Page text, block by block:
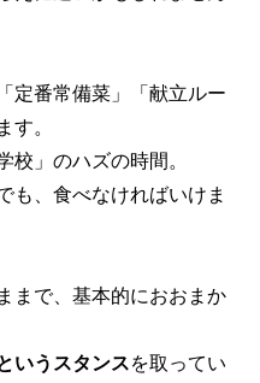
定番常備菜」「献立ルー
。
」のハズの時間。
も、食べなければいけま
まで、基本的におおまか
いうスタンスを取ってい